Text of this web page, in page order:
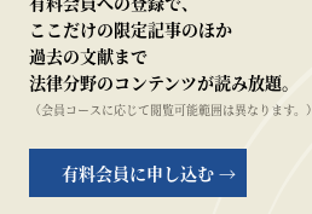
ここだけの限定記事のほか
過去の文献まで
法律分野のコンテンツが読み放題。
（会員コースに応じて閲覧可能範囲は異なります。）
有料会員に申し込む →